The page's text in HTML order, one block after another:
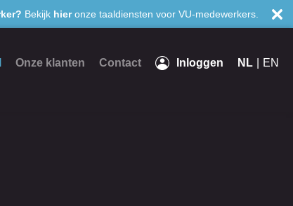
Bekijk hieronze taaldiensten voor VU-medewerkers.
Inloggen EN
NL
Onze klanten Contact